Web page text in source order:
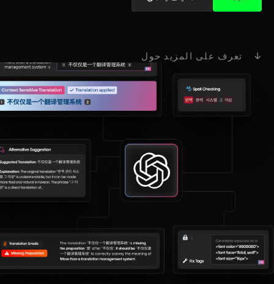
↓ تعرف على المزيد حول